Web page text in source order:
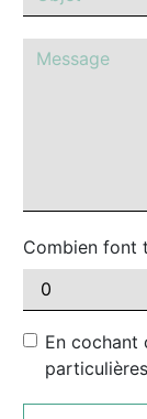
Combien font
En cochant